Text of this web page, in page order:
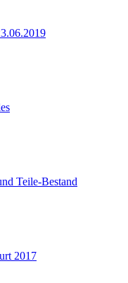
Teile-Bestand
2017